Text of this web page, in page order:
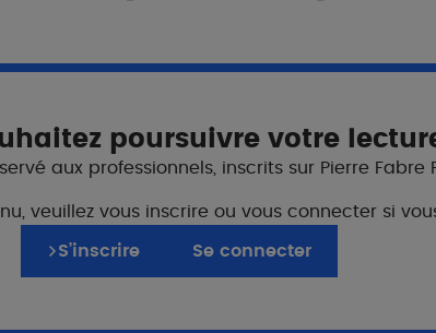
plus le
les
Ne pas
Pourquoi?
Pour réduire le risque de
des traitements
Comment?
S'occuper les mains et
poursuivre votre
aux professionnels, inscrits sur Pierre Fabre
veuillez vous inscrire ou vous connecter si
S’inscrire Se connecter